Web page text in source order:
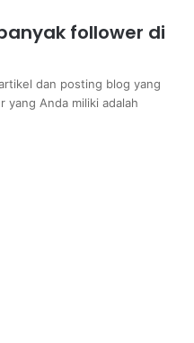
follower di
dan posting blog yang
yang Anda miliki adalah